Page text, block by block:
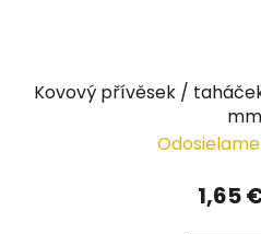
Kovový přívěsek /
mm
1,65